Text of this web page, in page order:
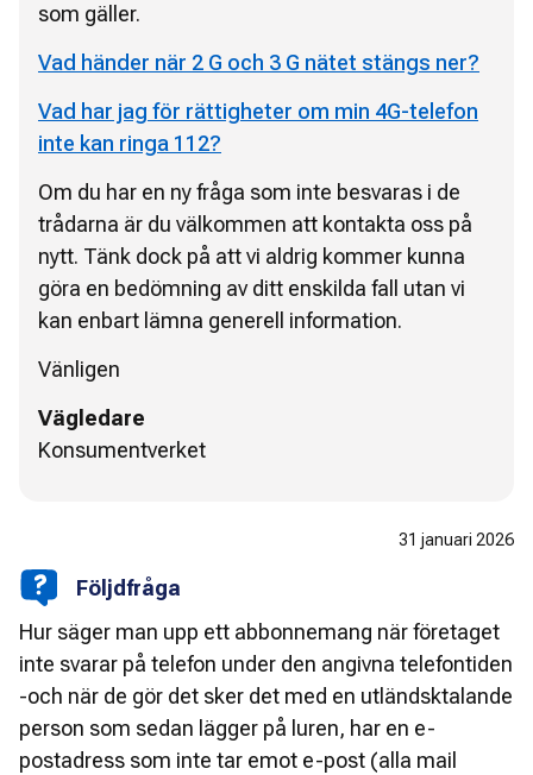
som gäller.
Vad händer när 2 G och 3 G nätet stängs ner?
Vad har jag för rättigheter om min 4G-telefon
inte kan ringa 112?
Om du har en ny fråga som inte besvaras i de
trådarna är du välkommen att kontakta oss på
nytt. Tänk dock på att vi aldrig kommer kunna
göra en bedömning av ditt enskilda fall utan vi
kan enbart lämna generell information.
Vänligen
Vägledare
Konsumentverket
Följdfråga
31 januari 2026
Hur säger man upp ett abbonnemang när företaget
inte svarar på telefon under den angivna telefontiden
-och när de gör det sker det med en utländsktalande
person som sedan lägger på luren, har en e-
postadress som inte tar emot e-post (alla mail